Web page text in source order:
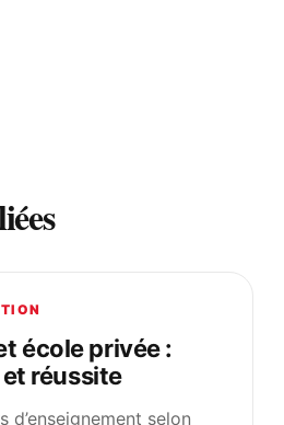
école privée :
réussite
d’enseignement selon